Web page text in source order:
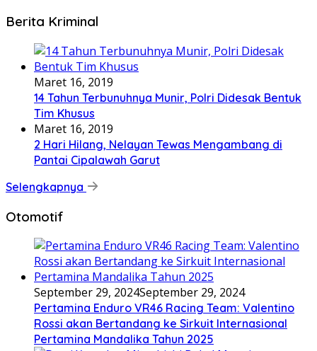
Berita Kriminal
Maret 16, 2019
14 Tahun Terbunuhnya Munir, Polri Didesak Bentuk
Tim Khusus
Maret 16, 2019
2 Hari Hilang, Nelayan Tewas Mengambang di
Pantai Cipalawah Garut
Selengkapnya
Otomotif
September 29, 2024September 29, 2024
Pertamina Enduro VR46 Racing Team: Valentino
Rossi akan Bertandang ke Sirkuit Internasional
Pertamina Mandalika Tahun 2025